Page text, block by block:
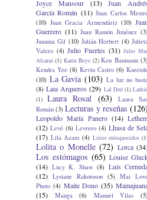
Joyce Mansour (13)
Juan Andrés
García Román (11) Juan Carlos
(10) Juan Gracia Armendáriz (10) Juan
Guerrero (11) Juan Ramón Jiménez (3)
Juanma Gil (10) Julián Herbert (4) Julieta
Valero (4) Julio Fuertes (31) Julio
Alcaraz (1) Karin Boye (2) Ken Baumann (3)
Kendra Yee (8) Kevin Castro (6) Kureishi
(10) La Gavia (103) La luz no basta
(8) Laia Arqueros (29) Lal Ded (1)
(1)
Laura Rosal (63)
Laura
Román (3) Lecturas y reseñas (126)
Leopoldo María Panero (14)
(12) Levé (6) Levrero (4) Lhasa de
(17) Lila Azam (4) Lirios enloquecidos
Lolita o Monelle (72) Lorca
Los estómagos (65) Louise
(14) Lucy K. Shaw (8) Luis
(12) Lysiane Rakotoson (5)
Mai
Photo (4) Maite Dono (35)
(15)
Manga (6) Manuel Vilas (5)